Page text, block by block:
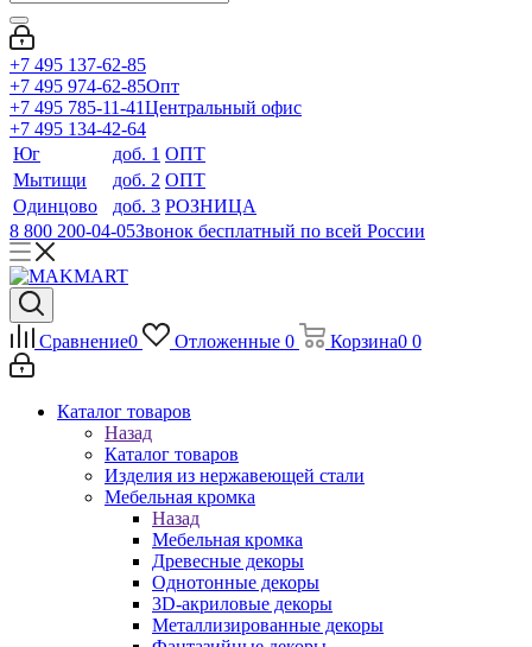
+7 495 137-62-85
+7 495 974-62-85Опт
+7 495 785-11-41Центральный офис
+7 495 134-42-64
Юг
доб. 1 ОПТ
Мытищи
доб. 2 ОПТ
Одинцово
доб. 3 РОЗНИЦА
8 800 200-04-05Звонок бесплатный по всей России
Сравнение0 Отложенные 0 Корзина0 0
Каталог товаров
Назад
Каталог товаров
Изделия из нержавеющей стали
Мебельная кромка
Назад
Мебельная кромка
Древесные декоры
Однотонные декоры
3D-акриловые декоры
Металлизированные декоры